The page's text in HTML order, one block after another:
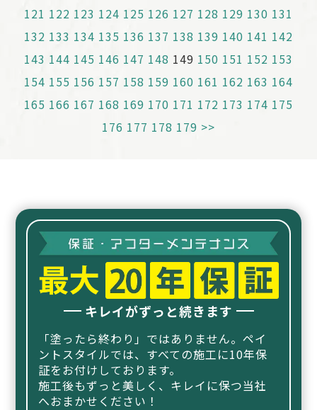
121 122 123 124 125 126 127 128 129 130 131
132 133 134 135 136 137 138 139 140 141 142
143 144 145 146 147 148 149 150 151 152 153
154 155 156 157 158 159 160 161 162 163 164
165 166 167 168 169 170 171 172 173 174 175
176 177 178 179 >>
キレイがずっと続きます
「塗ったら終わり」ではありません。ペイ
ントスタイルでは、 すべての施工に10年保
証をお付けしております。
施工後もずっと美しく、キレイに保つ当社
へおまかせください！